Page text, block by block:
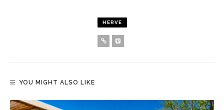
HERVE
YOU MIGHT ALSO LIKE